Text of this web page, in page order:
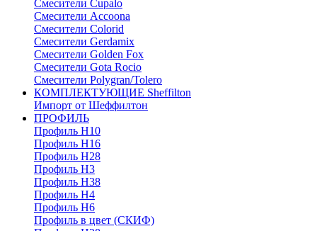
Cмесители Cupalo
Смесители Accoona
Смесители Colorid
Смесители Gerdamix
Смесители Golden Fox
Смесители Gota Rocio
Смесители Polygran/Tolero
КОМПЛЕКТУЮЩИЕ Sheffilton
Импорт от Шеффилтон
ПРОФИЛЬ
Профиль H10
Профиль H16
Профиль H28
Профиль H3
Профиль H38
Профиль H4
Профиль H6
Профиль в цвет (СКИФ)